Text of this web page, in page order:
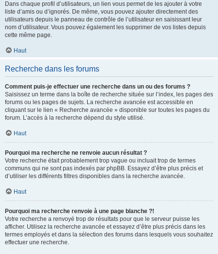
Dans chaque profil d’utilisateurs, un lien vous permet de les ajouter à votre
liste d’amis ou d’ignorés. De même, vous pouvez ajouter directement des
utilisateurs depuis le panneau de contrôle de l’utilisateur en saisissant leur
nom d’utilisateur. Vous pouvez également les supprimer de vos listes depuis
cette même page.
Haut
Recherche dans les forums
Comment puis-je effectuer une recherche dans un ou des forums ?
Saisissez un terme dans la boîte de recherche située sur l’index, les pages des
forums ou les pages de sujets. La recherche avancée est accessible en
cliquant sur le lien « Recherche avancée » disponible sur toutes les pages du
forum. L’accès à la recherche dépend du style utilisé.
Haut
Pourquoi ma recherche ne renvoie aucun résultat ?
Votre recherche était probablement trop vague ou incluait trop de termes
communs qui ne sont pas indexés par phpBB. Essayez d’être plus précis et
d’utiliser les différents filtres disponibles dans la recherche avancée.
Haut
Pourquoi ma recherche renvoie à une page blanche ?!
Votre recherche a renvoyé trop de résultats pour que le serveur puisse les
afficher. Utilisez la recherche avancée et essayez d’être plus précis dans les
termes employés et dans la sélection des forums dans lesquels vous souhaitez
effectuer une recherche.